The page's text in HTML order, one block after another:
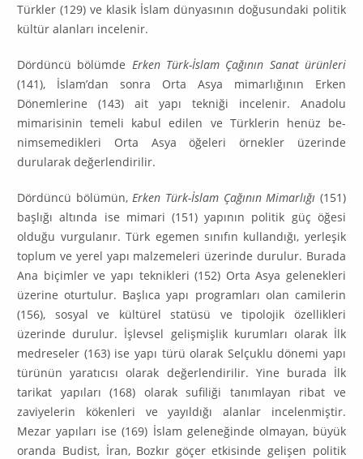
Türkler (129) ve klasik İslam dünyasının doğusundaki politik
kültür alanları incelenir.
Dördüncü bölümde Erken Türk-İslam Çağının Sanat ürünleri
(141), İs­lam’dan sonra Orta Asya mimarlığının Erken
Dönemlerine (143) ait yapı tek­niği incelenir. Anadolu
mimarisinin temeli kabul edilen ve Türklerin henüz be­
nimsemedikleri Orta Asya öğeleri örnekler üzerinde
durularak değerlen­dirilir.
Dördüncü bölümün, Erken Türk-İslam Çağının Mimarlığı (151)
başlığı al­tında ise mimari (151) yapının politik güç öğesi
olduğu vurgulanır. Türk egemen sınıfın kullandığı, yerleşik
toplum ve yerel yapı malzemeleri üzerinde durulur. Burada
Ana biçimler ve yapı teknikleri (152) Orta Asya gelenekleri
üze­rine oturtulur. Başlıca yapı programları olan camilerin
(156), sosyal ve kül­türel statüsü ve tipolojik özellikleri
üzerinde durulur. İşlevsel gelişmişlik ku­rumları olarak İlk
medreseler (163) ise yapı türü olarak Selçuklu dönemi yapı
türünün yaratıcısı olarak değerlendirilir. Yine burada İlk
tarikat yapıları (168) olarak sufiliği tanımlayan ribat ve
zaviyelerin kökenleri ve yayıldığı alan­lar incelenmiştir.
Mezar yapıları ise (169) İslam geleneğinde olmayan, büyük
oranda Budist, İran, Bozkır göçer etkisinde gelişen politik